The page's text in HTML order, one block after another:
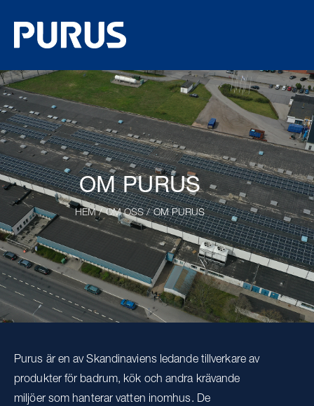
OM PURUS
HEM/OM OSS/ OM PURUS
Purus är en av Skandinaviens ledande tillverkare av
produkter för badrum, kök och andra krävande
miljöer som hanterar vatten inomhus. De